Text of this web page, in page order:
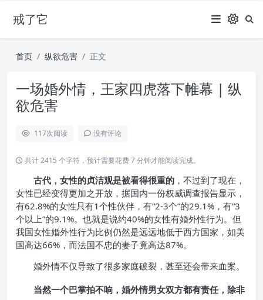
戒了它
首页 纵欲危害 正文
一场婚外情，王家四虎落下帷幕 | 纵
欲危害
117次阅读 没有评论
共计 2415 个字符，预计需要花费 7 分钟才能阅读完成。
古代，女性的贞洁观是被看得很重的 ，不过到了现在，
女性已经变得更加之开放，据国内一份权威调查报告显示，
有62.8%的女性只有1个性伙伴，有“2-3个”的29.1%，有“3
个以上”的9.1%。也就是说约40%的女性有婚外性行为。但
我国女性婚外性行为比例仍然是远远地低于西方国家，如美
国高达66%，而法国不忠的妻子竟高达87%。
婚外情不仅导致了很多家庭破裂，甚至还会带来血案。
当然一个巴掌拍不响，婚外情男女双方都有责任，除非